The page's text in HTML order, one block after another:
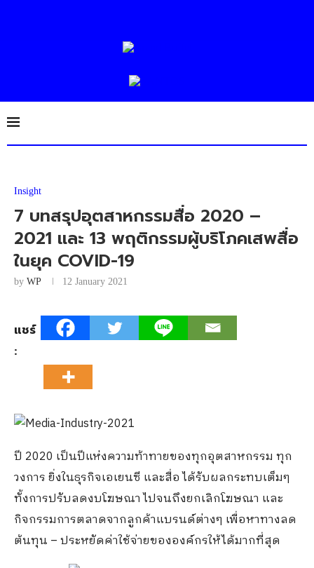
Insight
7 บทสรุปอุตสาหกรรมสื่อ 2020 –
2021 และ 13 พฤติกรรมผู้บริโภคเสพสื่อ
ในยุค COVID-19
by WP 12 January 2021
แชร์
:
ปี 2020 เป็นปีแห่งความท้าทายของทุกอุตสาหกรรม ทุก
วงการ ยิ่งในธุรกิจเอเยนซี และสื่อ ได้รับผลกระทบเต็มๆ
ทั้งการปรับลดงบโฆษณา ไปจนถึงยกเลิกโฆษณา และ
กิจกรรมการตลาดจากลูกค้าแบรนด์ต่างๆ เพื่อหาทางลด
ต้นทุน – ประหยัดค่าใช้จ่ายขององค์กรให้ได้มากที่สุด